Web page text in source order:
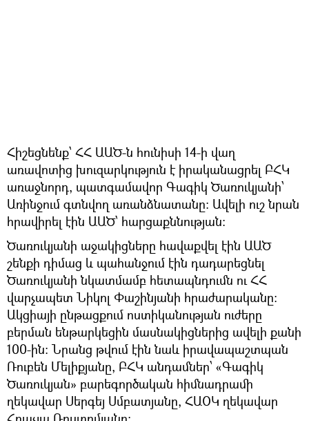
Հիշեցնենք՝ ՀՀ ԱԱԾ-ն հունիսի 14-ի վաղ
առավոտից խուզարկություն է իրականացրել ԲՀԿ
առաջնորդ, պատգամավոր Գագիկ Ծառուկյանի՝
Առինջում գտնվող առանձնատանը: Ավելի ուշ նրան
հրավիրել էին ԱԱԾ՝ հարցաքննության:
Ծառուկյանի աջակիցները հավաքվել էին ԱԱԾ
շենքի դիմաց և պահանջում էին դադարեցնել
Ծառուկյանի նկատմամբ հետապնդումն ու ՀՀ
վարչապետ Նիկոլ Փաշինյանի հրաժարականը:
Ակցիայի ընթացքում ոստիկանության ուժերը
բերման ենթարկեցին մասնակիցներից ավելի քանի
100-ին: Նրանց թվում էին նաև իրավապաշտպան
Ռուբեն Մելիքյանը, ԲՀԿ անդամներ՝ «Գագիկ
Ծառուկյան» բարեգործական հիմնադրամի
ղեկավար Սերգեյ Սմբատյանը, ՀԱՕԿ ղեկավար